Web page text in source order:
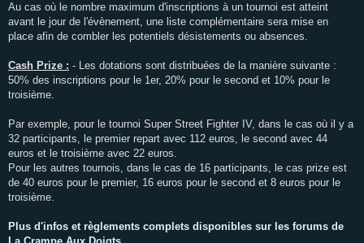
Au cas où le nombre maximum d'inscriptions à un tournoi est atteint
avant le jour de l'évènement, une liste complémentaire sera mise en
place afin de combler les potentiels désistements ou absences.
Cash Prize : - Les dotations sont distribuées de la manière suivante :
50% des inscriptions pour le 1er, 20% pour le second et 10% pour le
troisième.
Par exemple, pour le tournoi Super Street Fighter IV, dans le cas où il y a
32 participants, le premier repart avec 112 euros, le second avec 44
euros et le troisième avec 22 euros.
Pour les autres tournois, dans le cas de 16 participants, le cas prize est
de 40 euros pour le premier, 16 euros pour le second et 8 euros pour le
troisième.
Plus d'infos et règlements complets disponibles sur les forums de